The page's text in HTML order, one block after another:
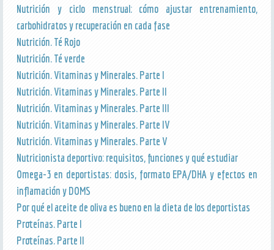
Nutrición y ciclo menstrual: cómo ajustar entrenamiento,
carbohidratos y recuperación en cada fase
Nutrición. Té Rojo
Nutrición. Té verde
Nutrición. Vitaminas y Minerales. Parte I
Nutrición. Vitaminas y Minerales. Parte II
Nutrición. Vitaminas y Minerales. Parte III
Nutrición. Vitaminas y Minerales. Parte IV
Nutrición. Vitaminas y Minerales. Parte V
Nutricionista deportivo: requisitos, funciones y qué estudiar
Omega-3 en deportistas: dosis, formato EPA/DHA y efectos en
inflamación y DOMS
Por qué el aceite de oliva es bueno en la dieta de los deportistas
Proteínas. Parte I
Proteínas. Parte II